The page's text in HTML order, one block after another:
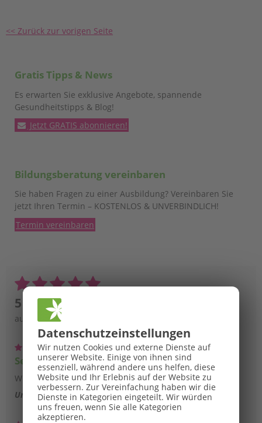
Datenschutz­einstellungen
Wir nutzen Cookies und externe Dienste auf
unserer Website. Einige von ihnen sind
essenziell, während andere uns helfen, diese
Website und Ihr Erlebnis auf der Website zu
verbessern. Zur Vereinfachung haben wir die
Dienste in Kategorien eingeteilt. Wir würden
uns freuen, wenn Sie alle Kategorien
akzeptieren.
<< Zurück zur vorigen Seite
Gratis Tipps & News
Es erwarten Sie exklusive Angebote, spannende
Gesundheitstipps & Blog!
Jetzt GRATIS abonnieren!
Bildungsberatung vereinbaren
Sie haben Fragen zu einer Ausbildung? Vereinbaren Sie
jetzt Ihren Termin – KOSTENLOS & UNVERBINDLICH!
Termin vereinbaren
5 / 5 Sterne
aus insgesamt
Sehr gut!
Wieder ein tolles Seminar! Super!
Ursula S. Aschbach-Markt